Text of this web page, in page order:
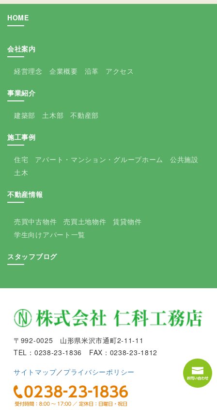
HOME
会社案内
経営理念 企業概要 沿革 アクセス
事業紹介
建築部 土木部 不動産部
施工事例
住宅 アパート・マンション・グループホーム
公共施設
土木
不動産情報
売買中古物件 売買土地物件
賃貸物件
学生向けアパート一覧
スタッフブログ
〒992-0025 山形県米沢市通町2-11-11
TEL：0238-23-1836 FAX：0238-23-1812
サイトマップ／ プライバシーポリシー